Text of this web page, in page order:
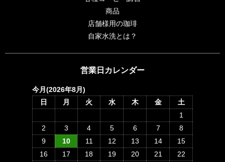
商品
店舗様用の珈琲
自家水洗とは？
営業日カレンダー
今月(2026年8月)
日
月 火 水 木 金
土
1
2
3 4 5 6 7
8
9
10 11 12 13 14
15
16
17 18 19 20 21
22